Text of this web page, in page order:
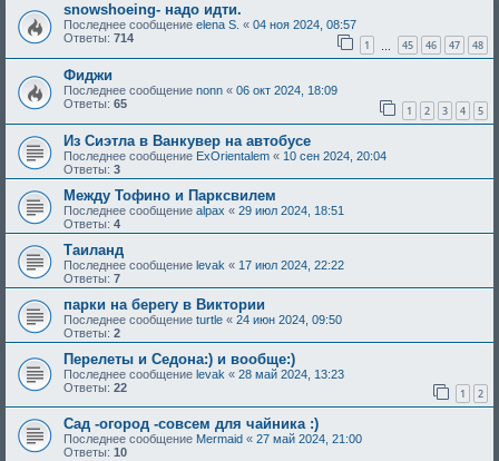
snowshoeing- надо идти.
Последнее сообщение elena S. « 04 ноя 2024, 08:57
Ответы: 714 1 45 46 47 48
Фиджи
Последнее сообщение nonn « 06 окт 2024, 18:09
Ответы: 65 1 2 3 4 5
Из Сиэтла в Ванкувер на автобусе
Последнее сообщение ExOrientalem « 10 сен 2024, 20:04
Ответы: 3
Между Тофино и Парксвилем
Последнее сообщение alpax « 29 июл 2024, 18:51
Ответы: 4
Таиланд
Последнее сообщение levak « 17 июл 2024, 22:22
Ответы: 7
парки на берегу в Виктории
Последнее сообщение turtle « 24 июн 2024, 09:50
Ответы: 2
Перелеты и Седона:) и вообще:)
Последнее сообщение levak « 28 май 2024, 13:23
Ответы: 22 1 2
Сад -огород -совсем для чайника :)
Последнее сообщение Mermaid « 27 май 2024, 21:00
Ответы: 10